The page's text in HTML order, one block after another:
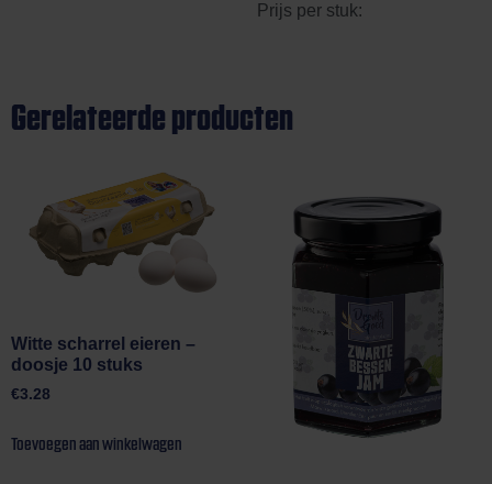
Prijs per stuk:
Gerelateerde producten
Witte scharrel eieren –
doosje 10 stuks
€3.28
Toevoegen aan winkelwagen